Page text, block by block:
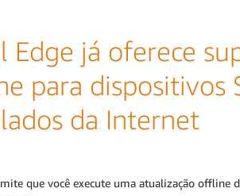
Edge já oferece
para dispositivos
da Internet
que você execute uma atualização